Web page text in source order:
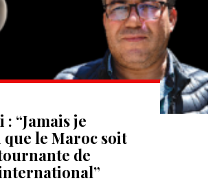
“Jamais je
que le Maroc soit
de